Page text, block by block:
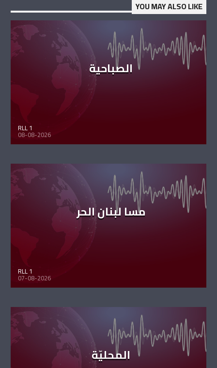
YOU MAY ALSO LIKE
الصباحية
RLL 1
08-08-2026
مسا لبنان الحر
RLL 1
07-08-2026
المحليّة